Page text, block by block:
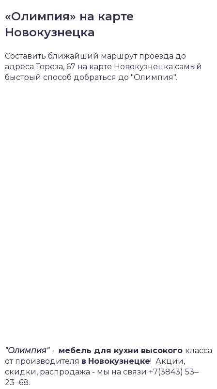
«Олимпия» на карте
Новокузнецка
Составить ближайший маршрут проезда до
адреса Тореза, 67 на карте Новокузнецка самый
быстрый способ добраться до "Олимпия".
"Олимпия"- мебель для кухни высокого класса
от производителя в Новокузнецке! Акции,
скидки, распродажа - мы на связи +7(3843) 53‒
23‒68.